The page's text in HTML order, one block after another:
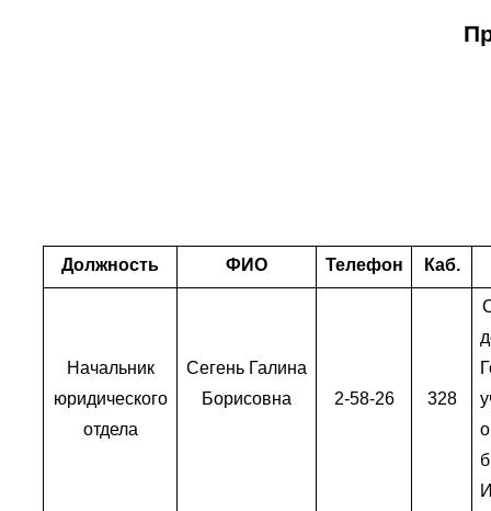
Должность ФИО Телефон Каб.
Начальник
юридического
отдела
Сегень Галина
Борисовна
2-58-26 328